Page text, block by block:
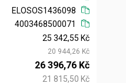
ELOSOS1436098
4003468500071
25 342,55 Kč
20 944,26 Kč
26 396,76 Kč
21 815,50 Kč